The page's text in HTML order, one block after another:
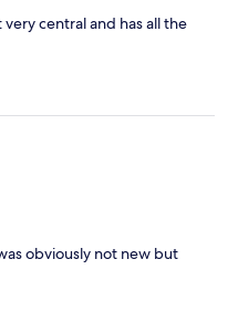
central and has all the
obviously not new but